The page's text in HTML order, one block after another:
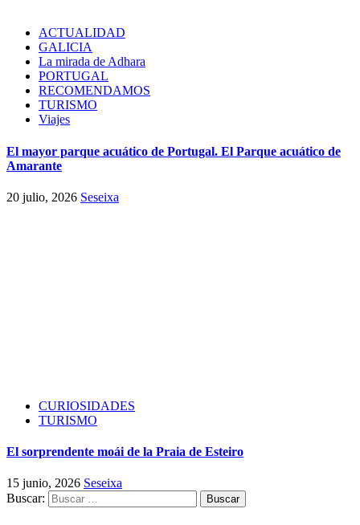
ACTUALIDAD
GALICIA
La mirada de Adhara
PORTUGAL
RECOMENDAMOS
TURISMO
Viajes
El mayor parque acuático de Portugal. El Parque acuático de
Amarante
20 julio, 2026 Seseixa
CURIOSIDADES
TURISMO
El sorprendente moái de la Praia de Esteiro
15 junio, 2026 Seseixa
Buscar: